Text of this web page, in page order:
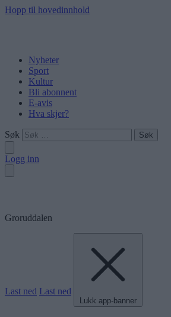
Hopp til hovedinnhold
Nyheter
Sport
Kultur
Bli abonnent
E-avis
Hva skjer?
Søk
Logg inn
Groruddalen
Last ned Last ned
Lukk app-banner